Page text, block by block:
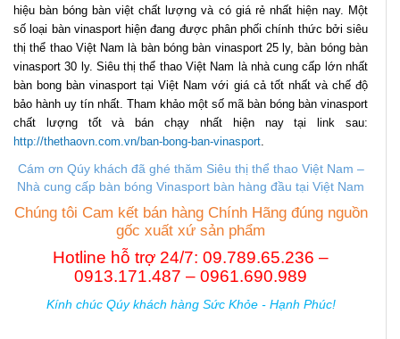
hiệu bàn bóng bàn việt chất lượng và có giá rẻ nhất hiện nay. Một
số loại bàn vinasport hiện đang được phân phối chính thức bởi siêu
thị thể thao Việt Nam là bàn bóng bàn vinasport 25 ly, bàn bóng bàn
vinasport 30 ly. Siêu thị thể thao Việt Nam là nhà cung cấp lớn nhất
bàn bong bàn vinasport tại Việt Nam với giá cả tốt nhất và chế độ
bảo hành uy tín nhất. Tham khảo một số mã bàn bóng bàn vinasport
chất lượng tốt và bán chạy nhất hiện nay tại link sau:
http://thethaovn.com.vn/ban-bong-ban-vinasport.
Cám ơn Qúy khách đã ghé thăm Siêu thị thể thao Việt Nam –
Nhà cung cấp bàn bóng Vinasport bàn hàng đầu tại Việt Nam
Chúng tôi Cam kết bán hàng Chính Hãng đúng nguồn
gốc xuất xứ sản phẩm
Hotline hỗ trợ 24/7: 09.789.65.236 –
0913.171.487 – 0961.690.989
Kính chúc Qúy khách hàng Sức Khỏe - Hạnh Phúc!